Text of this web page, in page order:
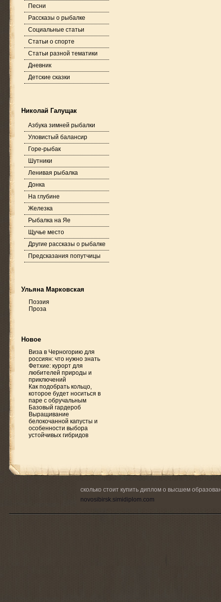
Песни
Рассказы о рыбалке
Социальные статьи
Статьи о спорте
Статьи разной тематики
Дневник
Детские сказки
Николай Галущак
Азбука зимней рыбалки
Уловистый балансир
Горе-рыбак
Шутники
Ленивая рыбалка
Донка
На глубине
Железка
Рыбалка на Яе
Щучье место
Другие рассказы о рыбалке
Предсказания попутчицы
Ульяна Марковская
Поэзия
Проза
Новое
Виза в Черногорию для
россиян: что нужно знать
Фетхие: курорт для
любителей природы и
приключений
Как подобрать кольцо,
которое будет носиться в
паре с обручальным
Базовый гардероб
Выращивание
белокочанной капусты и
особенности выбора
устойчивых гибридов
сколько стоит купить диплом о высшем
novosibirsk.simidiplom.com